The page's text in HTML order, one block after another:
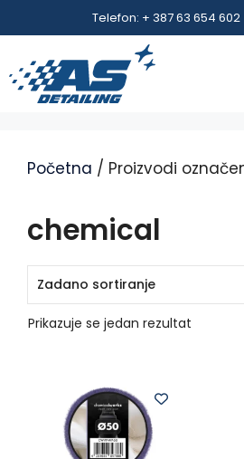
na
sadržaj
Telefon: + 387 63 654 602
Početna / Proizvodi
chemical
Prikazuje se jedan rezultat